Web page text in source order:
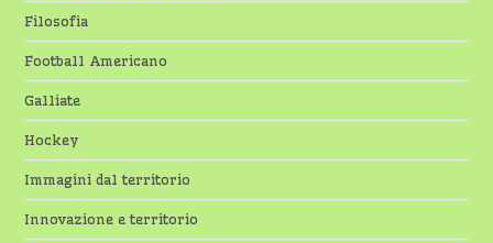
Filosofia
Football Americano
Galliate
Hockey
Immagini dal territorio
Innovazione e territorio